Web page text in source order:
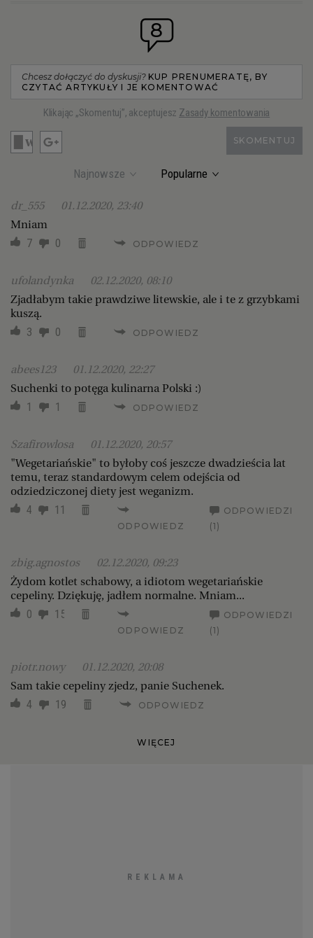
8
Chcesz dołączyć do dyskusji? KUP PRENUMERATĘ, BY
CZYTAĆ ARTYKUŁY I JE KOMENTOWAĆ
Klikając „Skomentuj”, akceptujesz Zasady komentowania
SKOMENTUJ
Najnowsze Popularne
dr_555
01.12.2020, 23:40
Mniam
7 0 ODPOWIEDZ
ufolandynka
02.12.2020, 08:10
Zjadłabym takie prawdziwe litewskie, ale i te z grzybkami
kuszą.
3 0 ODPOWIEDZ
abees123
01.12.2020, 22:27
Suchenki to potęga kulinarna Polski :)
1 1 ODPOWIEDZ
Szafirowlosa
01.12.2020, 20:57
"Wegetariańskie" to byłoby coś jeszcze dwadzieścia lat
temu, teraz standardowym celem odejścia od
odziedziczonej diety jest weganizm.
4 11
ODPOWIEDZ
ODPOWIEDZI
(1)
zbig.agnostos
02.12.2020, 09:23
Żydom kotlet schabowy, a idiotom wegetariańskie
cepeliny. Dziękuję, jadłem normalne. Mniam...
0 15
ODPOWIEDZ
ODPOWIEDZI
(1)
piotr.nowy
01.12.2020, 20:08
Sam takie cepeliny zjedz, panie Suchenek.
4 19 ODPOWIEDZ
WIĘCEJ